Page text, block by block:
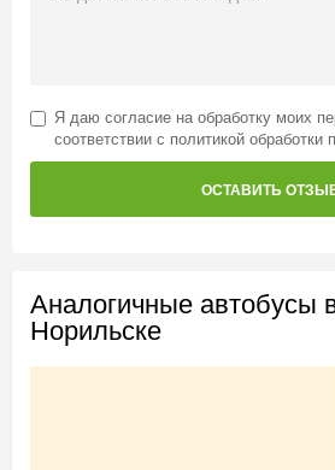
Я даю согласие на обработку моих
соответствии с политикой
ОСТАВИТЬ
Аналогичные автобусы
Норильске